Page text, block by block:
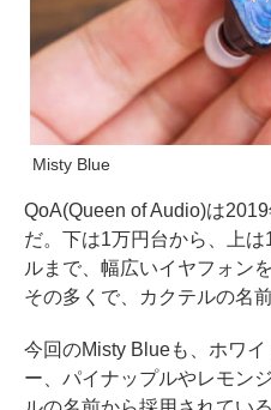
Misty Blue
QoA(Queen of Audio)は
だ。下は1万円台から、上
ルまで、幅広いイヤフォン
その多くで、カクテルの名
今回のMisty Blueも、ホワ
ー、パイナップルやレモン